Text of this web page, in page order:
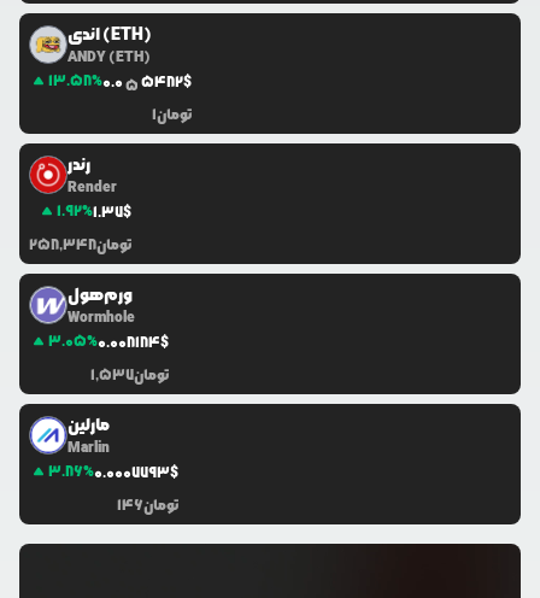
اندی (ETH)
ANDY (ETH)
13.58%0.055482$
1تومان
رندر
Render
1.92%1.37$
258,348تومان
ورم‌هول
Wormhole
3.05%0.008184$
1,537تومان
مارلین
Marlin
3.86%0.0007793$
146تومان